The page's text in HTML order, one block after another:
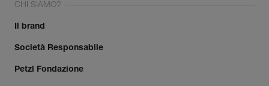
CHI SIAMO?
Il brand
Società Responsabile
Petzl Fondazione